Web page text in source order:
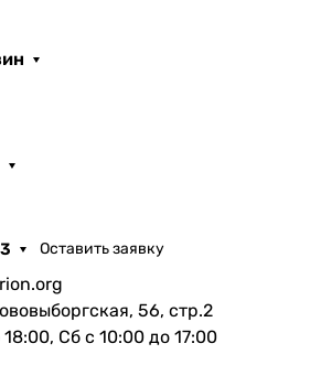
Оставить заявку
56, стр.2
Сб с 10:00 до 17:00